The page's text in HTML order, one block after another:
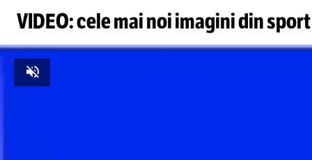
VIDEO: cele mai noi imagini din sport
Unmute